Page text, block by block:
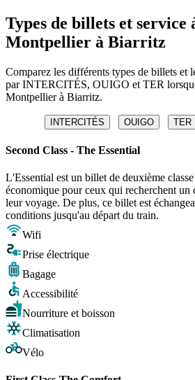
Types de billets et service
Montpellier à Biarritz
Comparez les différents types de billets et
par INTERCITÉS, OUIGO et TER
Montpellier à Biarritz.
INTERCITÉS OUIGO TER
Second Class - The Essential
L'Essential est un billet de deuxième
économique pour ceux qui recherchent un
leur voyage. De plus, ce billet est
conditions jusqu'au départ du train.
Wifi
Prise électrique
Bagage
Accessibilité
Nourriture et boisson
Climatisation
Vélo